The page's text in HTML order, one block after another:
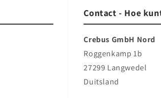
Contact - Hoe
Crebus GmbH Nord
Roggenkamp 1b
27299 Langwedel
Duitsland